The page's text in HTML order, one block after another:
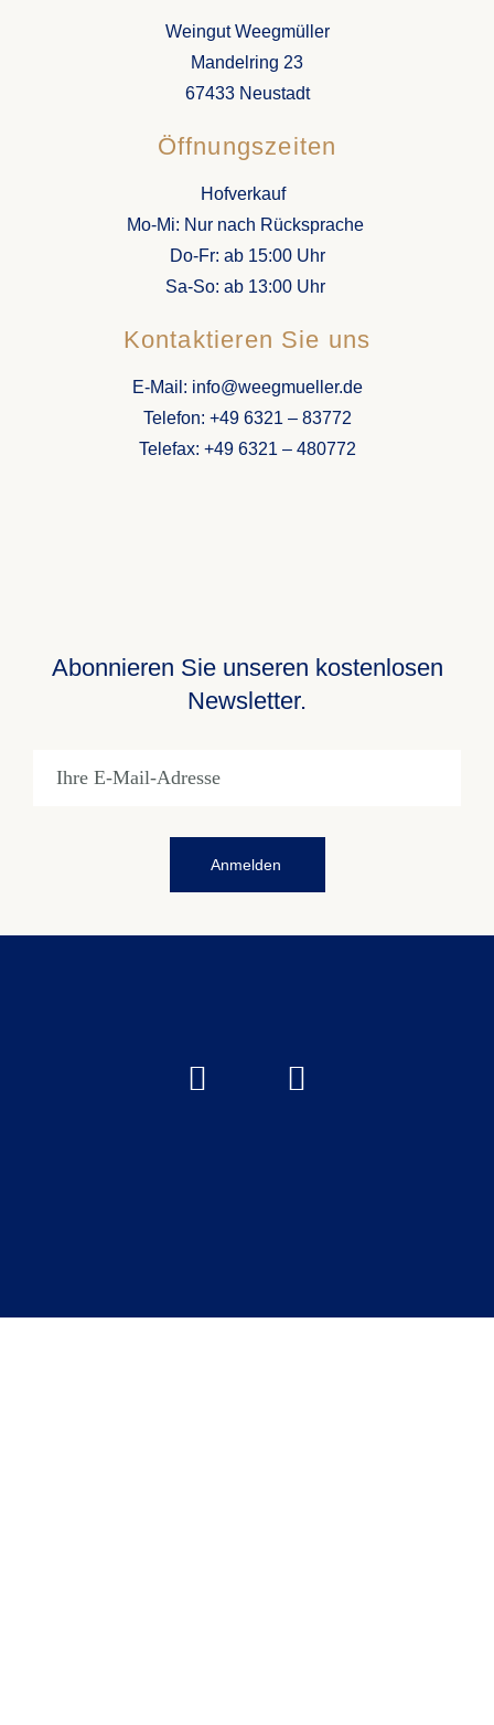
Weingut Weegmüller
Mandelring 23
67433 Neustadt
Öffnungszeiten
Hofverkauf
Mo-Mi: Nur nach Rücksprache
Do-Fr: ab 15:00 Uhr
Sa-So: ab 13:00 Uhr
Kontaktieren Sie uns
E-Mail: info@weegmueller.de
Telefon: +49 6321 – 83772
Telefax: +49 6321 – 480772
Abonnieren Sie unseren kostenlosen
Newsletter.
Anmelden